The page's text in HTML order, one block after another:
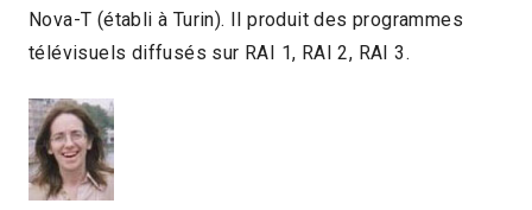
Nova-T (établi à Turin). Il produit des programmes
télévisuels diffusés sur RAI 1, RAI 2, RAI 3.